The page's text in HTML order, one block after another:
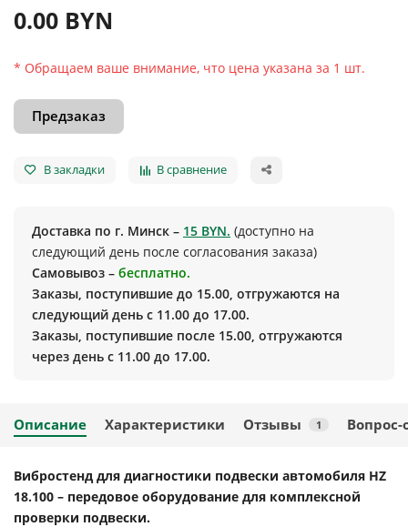
0.00 BYN
* Обращаем ваше внимание, что цена указана за 1 шт.
Предзаказ
В закладки В сравнение
Доставка по г. Минск – 15 BYN. (доступно на
следующий день после согласования заказа)
Самовывоз – бесплатно.
Заказы, поступившие до 15.00, отгружаются на
следующий день с 11.00 до 17.00.
Заказы, поступившие после 15.00, отгружаются
через день с 11.00 до 17.00.
Описание Характеристики Отзывы 1 Вопрос-
Вибростенд для диагностики подвески автомобиля HZ
18.100 – передовое оборудование для комплексной
проверки подвески.